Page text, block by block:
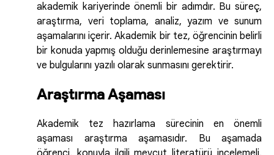
akademik kariyerinde önemli bir adımdır. Bu süreç,
araştırma, veri toplama, analiz, yazım ve sunum
aşamalarını içerir. Akademik bir tez, öğrencinin belirli
bir konuda yapmış olduğu derinlemesine araştırmayı
ve bulgularını yazılı olarak sunmasını gerektirir.
Araştırma Aşaması
Akademik tez hazırlama sürecinin en önemli
aşaması araştırma aşamasıdır. Bu aşamada